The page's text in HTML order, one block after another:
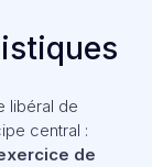
libéral de
central :
de